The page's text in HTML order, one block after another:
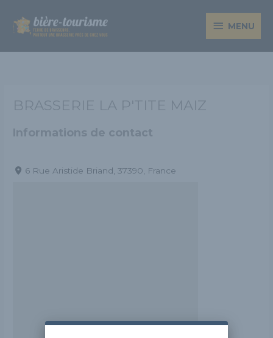
contenu
MENU
MENU
BRASSERIE LA P'TITE MAIZ
Informations de contact
6 Rue Aristide Briand, 37390, France